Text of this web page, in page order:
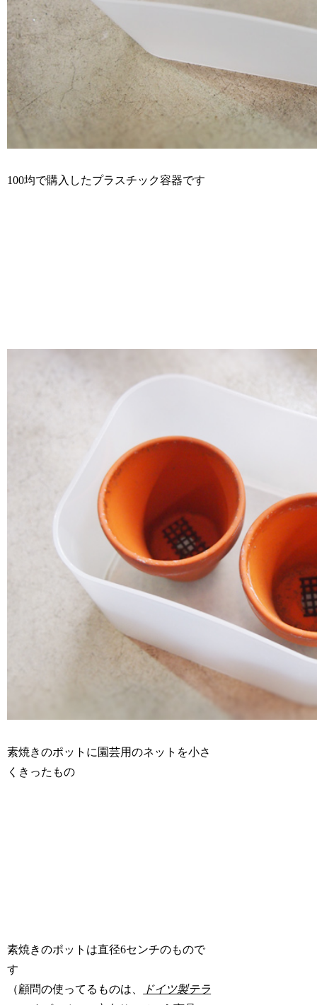
100均で購入したプラスチック容器です
素焼きのポットに園芸用のネットを小さ
くきったもの
素焼きのポットは直径6センチのもので
す
（顧問の使ってるものは、
ドイツ製テラ